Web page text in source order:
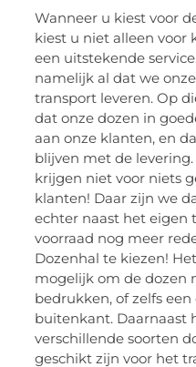
Wanneer u kiest voor
kiest u niet alleen voor
een uitstekende
namelijk al dat we
transport leveren. Op
dat onze dozen in
aan onze klanten, en
blijven met de levering.
krijgen niet voor niets
klanten! Daar zijn we
echter naast het eigen
voorraad nog meer
Dozenhal te kiezen!
mogelijk om de dozen
bedrukken, of zelfs
buitenkant. Daarnaast
verschillende soorten
geschikt zijn voor het